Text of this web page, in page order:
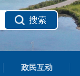
搜索
政民互动